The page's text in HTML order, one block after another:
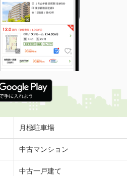
月極駐車場
中古マンション
中古一戸建て